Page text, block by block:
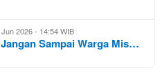
2026 - 14:54 WIB
Sampai Warga Mis…